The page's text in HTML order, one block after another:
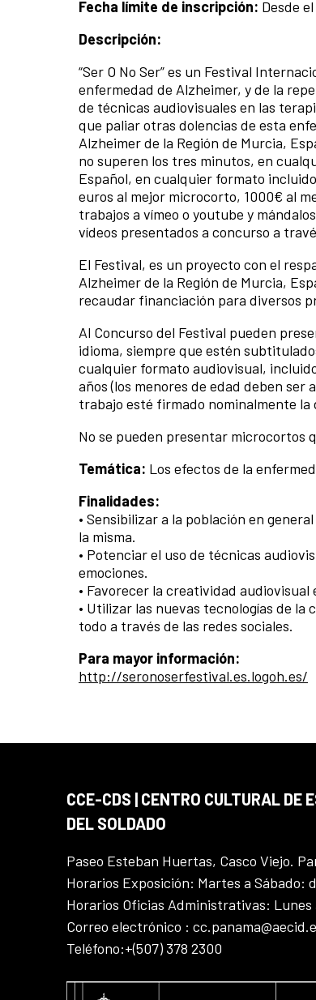
Fecha límite de inscripción: Desde
Descripción:
“Ser O No Ser” es un Festival
enfermedad de Alzheimer, y de la
de técnicas audiovisuales en las
que paliar otras dolencias de esta
Alzheimer de la Región de Murcia,
no superen los tres minutos, en
Español, en cualquier formato
euros al mejor microcorto, 1000€ al
trabajos a vímeo o youtube y
vídeos presentados a concurso a
El Festival, es un proyecto con el
Alzheimer de la Región de Murcia,
recaudar financiación para diversos
Al Concurso del Festival pueden
idioma, siempre que estén
cualquier formato audiovisual,
años (los menores de edad deben
trabajo esté firmado nominalmente
No se pueden presentar microcortos
Temática: Los efectos de la
Finalidades:
• Sensibilizar a la población en
la misma.
• Potenciar el uso de técnicas
emociones.
• Favorecer la creatividad
• Utilizar las nuevas tecnologías de
todo a través de las redes sociales.
Para mayor información:
http://seronoserfestival.es.logoh.es/
CCE-CDS | CENTRO CULTURAL DE
DEL SOLDADO
Paseo Esteban Huertas, Casco Viejo.
Horarios Exposición: Martes a Sábado:
Horarios Oficias Administrativas: Lunes
Correo electrónico :
Teléfono:+(507) 378 2300